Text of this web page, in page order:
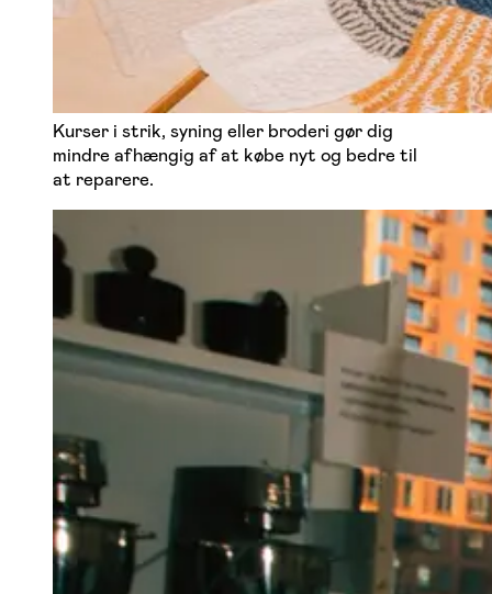
Kurser i strik, syning eller broderi gør dig
mindre afhængig af at købe nyt og bedre til
at reparere.